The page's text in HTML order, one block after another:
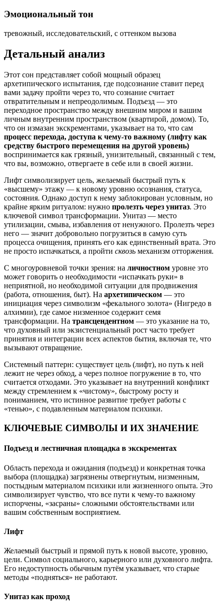
Эмоциональный тон
тревожный, исследовательский, с оттенком вызова
Детальный анализ
Этот сон представляет собой мощный образец
архетипического испытания, где подсознание ставит перед
вами задачу пройти через то, что сознание считает
отвратительным и непреодолимым. Подъезд — это
переходное пространство между внешним миром и вашим
личным внутренним пространством (квартирой, домом). То,
что он измазан экскрементами, указывает на то, что сам
процесс перехода, доступа к чему-то важному (лифту как
средству быстрого перемещения на другой уровень)
воспринимается как грязный, унизительный, связанный с тем,
что вы, возможно, отвергаете в себе или в своей жизни.
Лифт символизирует цель, желаемый быстрый путь к
«высшему» этажу — к новому уровню осознания, статуса,
состояния. Однако доступ к нему заблокирован условным, но
крайне ярким ритуалом: нужно пролезть через унитаз. Это
ключевой символ трансформации. Унитаз — место
утилизации, смыва, избавления от ненужного. Пролезть через
него — значит добровольно погрузиться в самую суть
процесса очищения, принять его как единственный врата. Это
не просто испачкаться, а пройти сквозь механизм отторжения.
С многоуровневой точки зрения: на личностном уровне это
может говорить о необходимости «испачкать руки» в
неприятной, но необходимой ситуации для продвижения
(работа, отношения, быт). На архетипическом — это
инициация через символизм «фекального золота» (Нигредо в
алхимии), где самое низменное содержит семя
трансформации. На трансцендентном — это указание на то,
что духовный или экзистенциальный рост часто требует
принятия и интеграции всех аспектов бытия, включая те, что
вызывают отвращение.
Системный паттерн: существует цель (лифт), но путь к ней
лежит не через обход, а через полное погружение в то, что
считается отходами. Это указывает на внутренний конфликт
между стремлением к «чистому», быстрому росту и
пониманием, что истинное развитие требует работы с
«тенью», с подавленным материалом психики.
КЛЮЧЕВЫЕ СИМВОЛЫ И ИХ ЗНАЧЕНИЕ
Подъезд и лестничная площадка в экскрементах
Область перехода и ожидания (подъезд) и конкретная точка
выбора (площадка) загрязнены отвергнутым, низменным,
постыдным материалом психики или жизненного опыта. Это
символизирует чувство, что все пути к чему-то важному
испорчены, «засраны» сложными обстоятельствами или
вашим собственным восприятием.
Лифт
Желаемый быстрый и прямой путь к новой высоте, уровню,
цели. Символ социального, карьерного или духовного лифта.
Его недоступность обычным путём указывает, что старые
методы «подняться» не работают.
Унитаз как проход